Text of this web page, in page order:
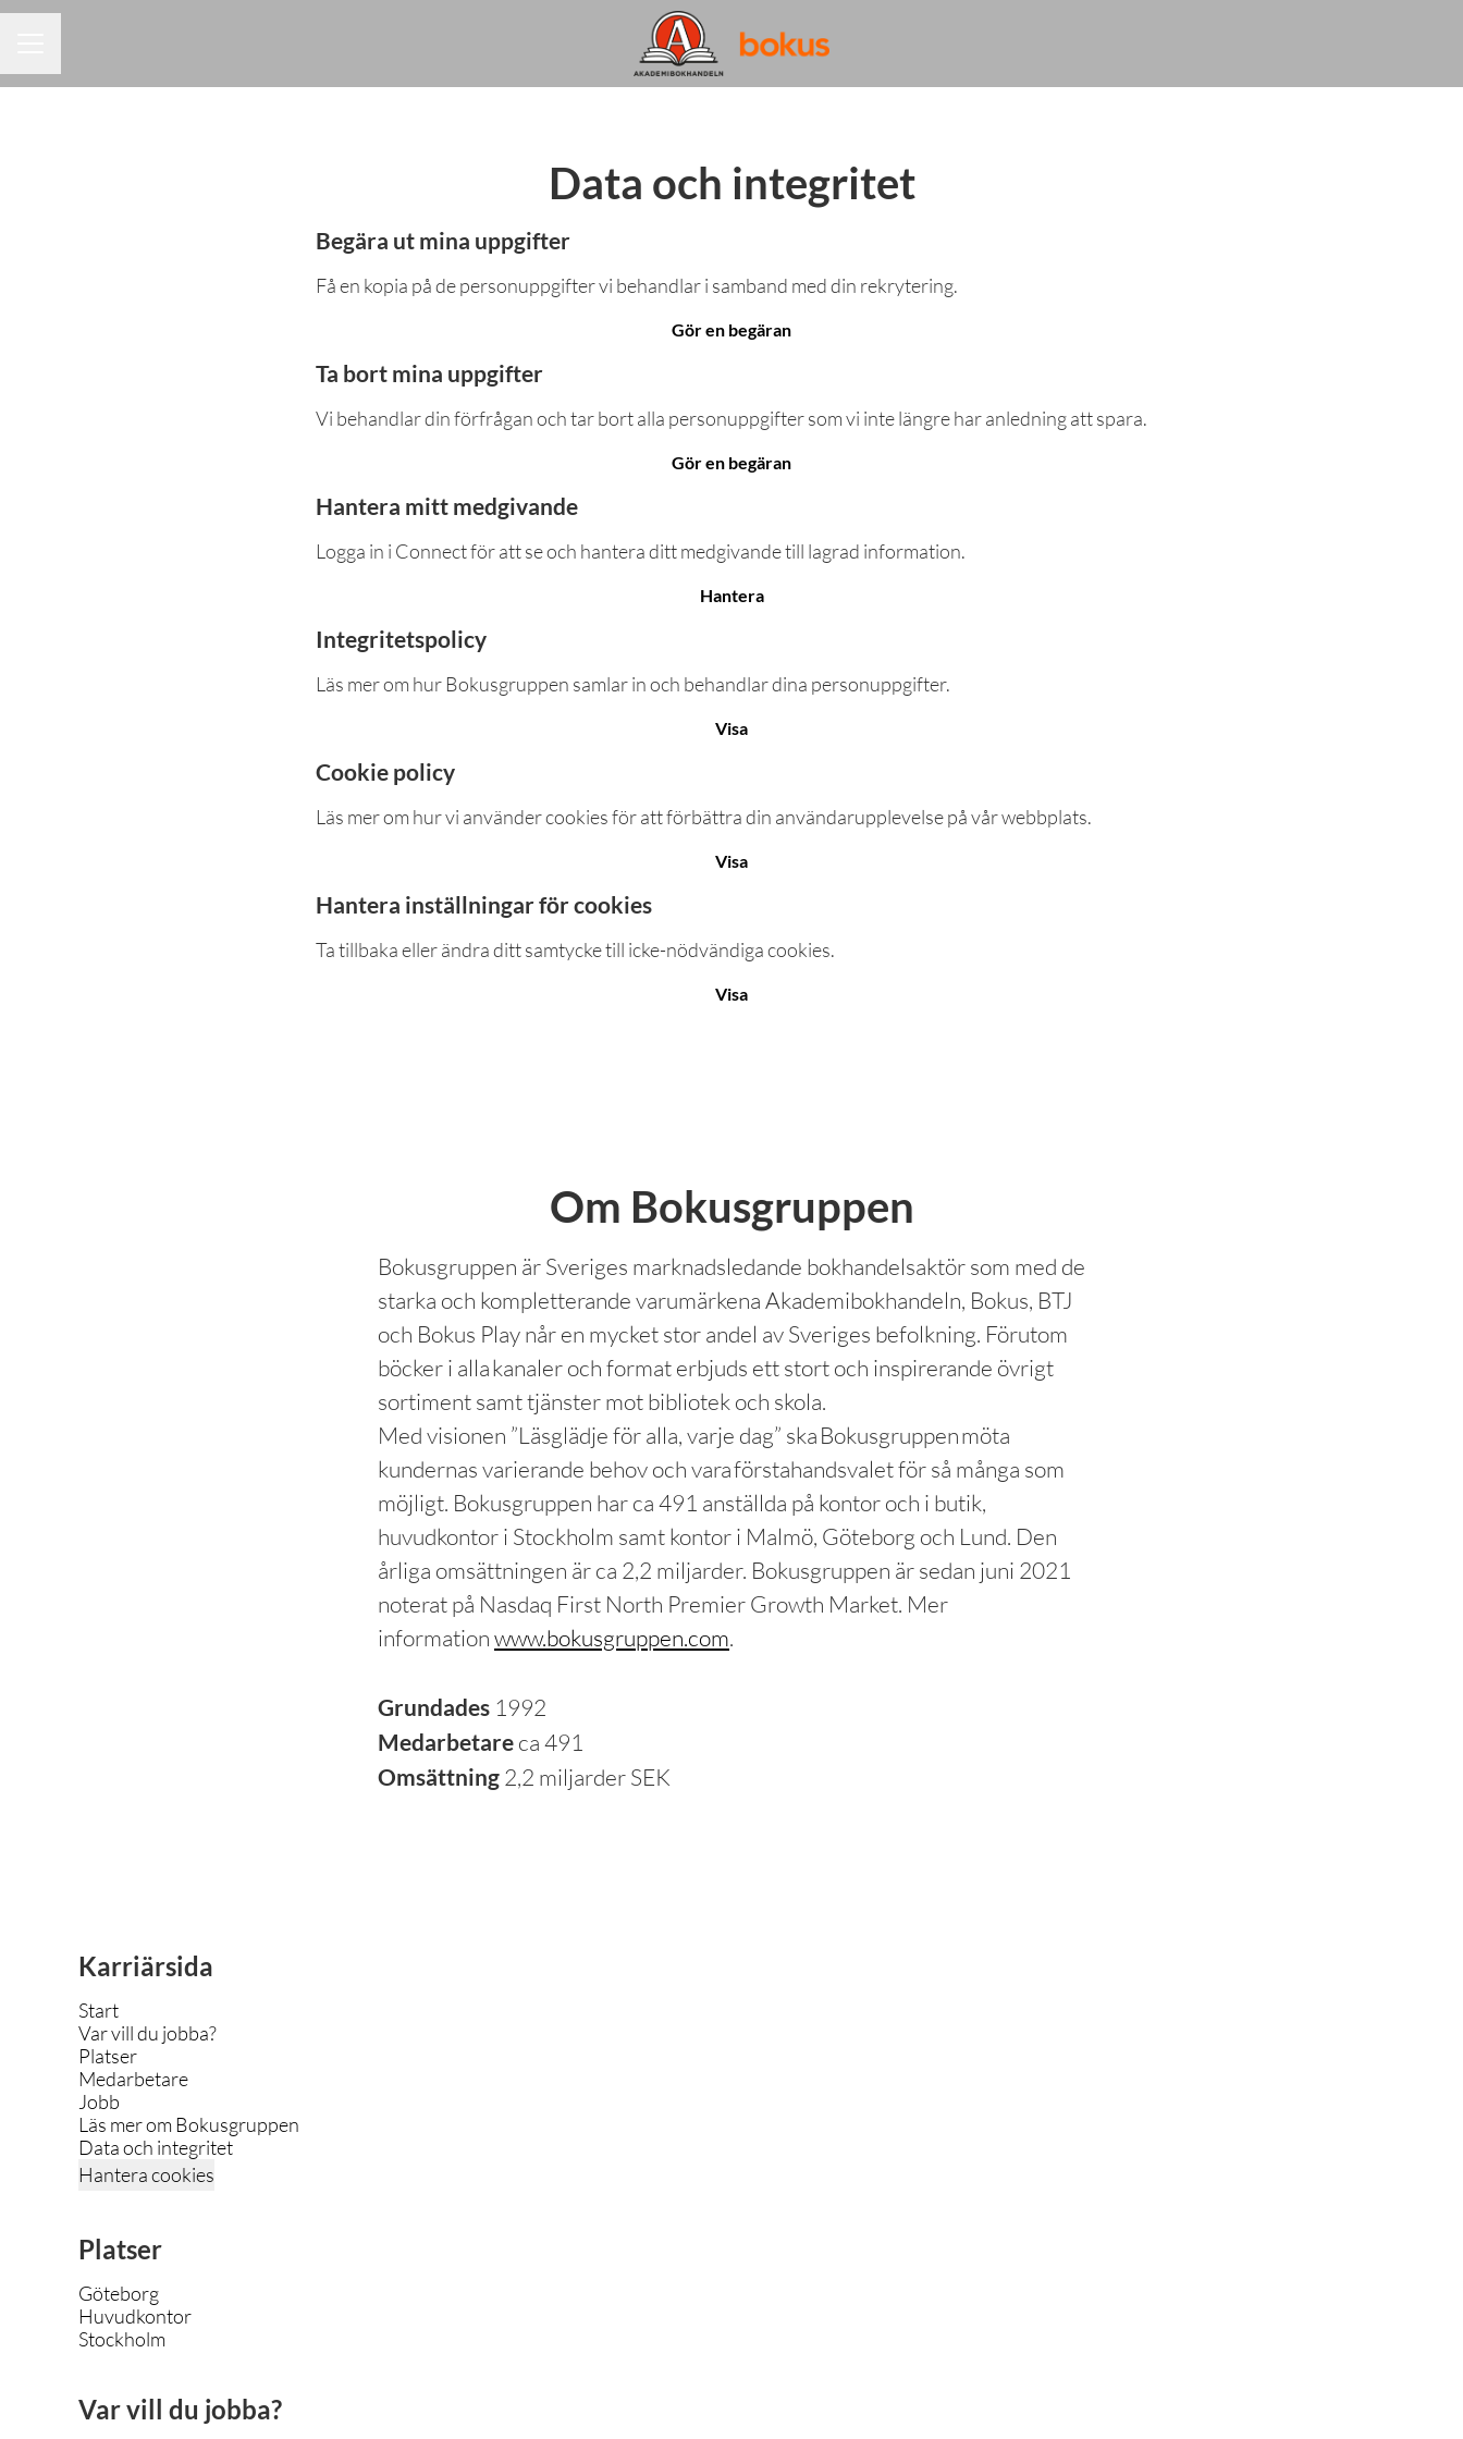
Data och integritet
Begära ut mina uppgifter
Få en kopia på de personuppgifter vi behandlar i samband med din rekrytering.
Gör en begäran
Ta bort mina uppgifter
Vi behandlar din förfrågan och tar bort alla personuppgifter som vi inte längre har anledning att spara.
Gör en begäran
Hantera mitt medgivande
Logga in i Connect för att se och hantera ditt medgivande till lagrad information.
Hantera
Integritetspolicy
Läs mer om hur Bokusgruppen samlar in och behandlar dina personuppgifter.
Visa
Cookie policy
Läs mer om hur vi använder cookies för att förbättra din användarupplevelse på vår webbplats.
Visa
Hantera inställningar för cookies
Ta tillbaka eller ändra ditt samtycke till icke-nödvändiga cookies.
Visa
Om Bokusgruppen
Bokusgruppen är Sveriges marknadsledande bokhandelsaktör som med de
starka och kompletterande varumärkena Akademi­bokhandeln, Bokus, BTJ
och Bokus Play når en mycket stor andel av Sveriges befolkning. Förutom
böcker i alla kanaler och format erbjuds ett stort och inspirerande övrigt
sortiment samt tjänster mot bibliotek och skola.
Med visionen ”Läsglädje för alla, varje dag” ska Bokusgruppen möta
kundernas varierande behov och vara förstahandsvalet för så många som
möjligt. Bokusgruppen har ca 491 anställda på kontor och i butik,
huvudkontor i Stockholm samt kontor i Malmö, Göteborg och Lund. Den
årliga omsättningen är ca 2,2 miljarder. Bokusgruppen är sedan juni 2021
noterat på Nasdaq First North Premier Growth Market. Mer
informationwww.bokusgruppen.com.
Grundades 1992
Medarbetare ca 491
Omsättning 2,2 miljarder SEK
Karriärsida
Start
Var vill du jobba?
Platser
Medarbetare
Jobb
Läs mer om Bokusgruppen
Data och integritet
Hantera cookies
Platser
Göteborg
Huvudkontor
Stockholm
Var vill du jobba?